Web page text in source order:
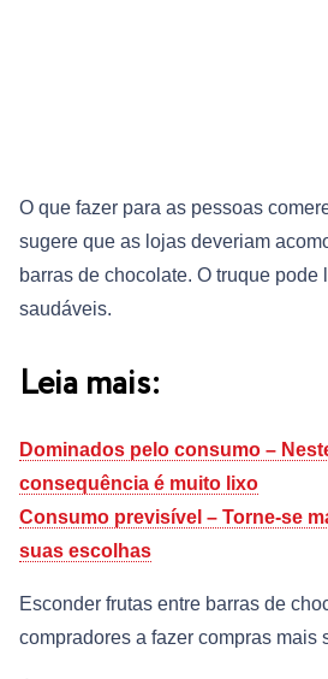
O que fazer para as pessoas
sugere que as lojas deveriam
barras de chocolate. O truque pode
saudáveis.
Leia mais:
Dominados pelo consumo –
consequência é muito lixo
Consumo previsível – Torne-se
suas escolhas
Esconder frutas entre barras de
compradores a fazer compras mais